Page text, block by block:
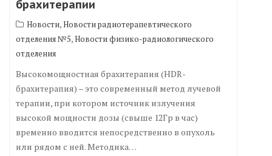
брахитерапии
Новости,Новости радиотерапевтического
отделения №5,Новости физико-радиологического
отделения
Высокомощностная брахитерапия (HDR-
брахитерапия) – это современный метод лучевой
терапии, при котором источник излучения
высокой мощности дозы (свыше 12Гр в час)
временно вводится непосредственно в опухоль
или рядом с ней. Методика…